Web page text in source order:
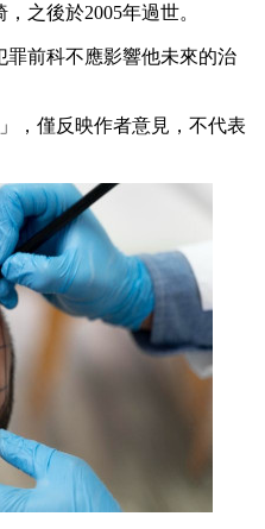
之後於2005年過世。
前科不應影響他未來的治
，僅反映作者意見，不代表